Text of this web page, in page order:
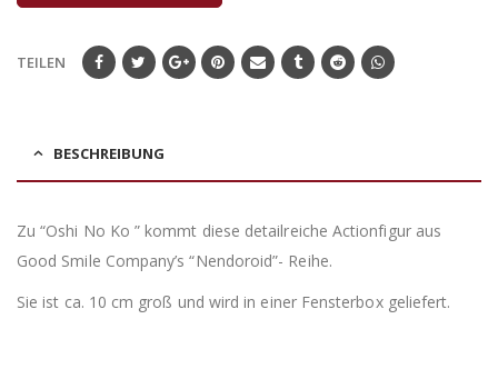
TEILEN
BESCHREIBUNG
Zu “Oshi No Ko ” kommt diese detailreiche Actionfigur aus
Good Smile Company’s “Nendoroid”- Reihe.
Sie ist ca. 10 cm groß und wird in einer Fensterbox geliefert.